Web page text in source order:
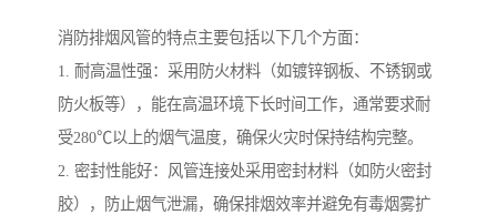
消防排烟风管的特点主要包括以下几个方面：
1. 耐高温性强：采用防火材料（如镀锌钢板、不锈钢或
防火板等），能在高温环境下长时间工作，通常要求耐
受280℃以上的烟气温度，确保火灾时保持结构完整。
2. 密封性能好：风管连接处采用密封材料（如防火密封
胶），防止烟气泄漏，确保排烟效率并避免有毒烟雾扩